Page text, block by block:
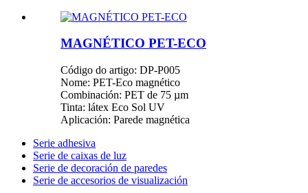
MAGNÉTICO PET-ECO
Código do artigo: DP-P005
Nome: PET-Eco magnético
Combinación: PET de 75 µm
Tinta: látex Eco Sol UV
Aplicación: Parede magnética
Serie adhesiva
Serie de caixas de luz
Serie de decoración de paredes
Serie de accesorios de visualización